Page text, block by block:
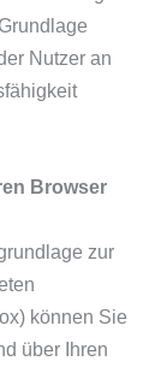
Nutzer an
Browser
zur
können Sie
über Ihren